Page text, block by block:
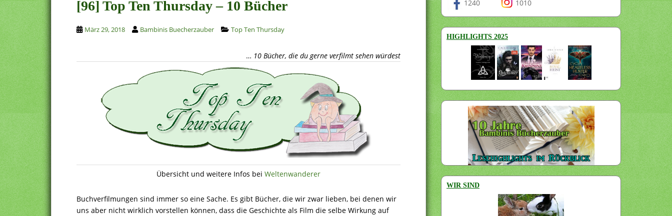
[96] Top Ten Thursday – 10 Bücher
März 29, 2018 Bambinis Buecherzauber Top Ten Thursday
… 10 Bücher, die du gerne verfilmt sehen würdest
Übersicht und weitere Infos bei Weltenwanderer
Buchverfilmungen sind immer so eine Sache. Es gibt Bücher, die wir zwar lieben, bei denen wir
uns aber nicht wirklich vorstellen können, dass die Geschichte als Film die selbe Wirkung auf
1240 1010
HIGHLIGHTS 2025
WIR SIND